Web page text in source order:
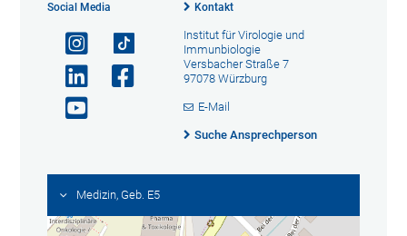
Social Media Kontakt
Institut für Virologie und
Immunbiologie
Versbacher Straße 7
97078 Würzburg
E-Mail
Suche Ansprechperson
Medizin, Geb. E5